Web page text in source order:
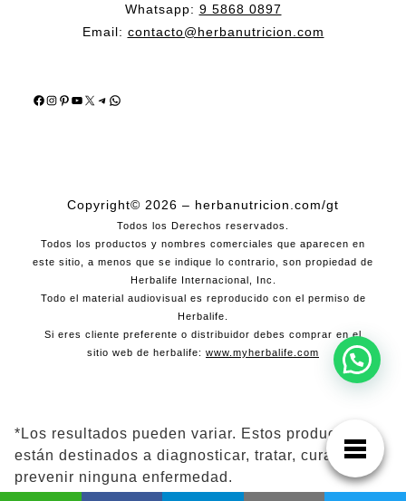
Whatsapp: 9 5868 0897
Email: contacto@herbanutricion.com
Facebook
Instagram
Pinterest
YouTube
X Telegram
WhatsApp
Copyright© 2026 – herbanutricion.com/gt
Todos los Derechos reservados.
Todos los productos y nombres comerciales que aparecen en
este sitio, a menos que se indique lo contrario, son propiedad de
Herbalife Internacional, Inc.
Todo el material audiovisual es reproducido con el permiso de
Herbalife.
Si eres cliente preferente o distribuidor debes comprar en el
sitio web de herbalife: www.myherbalife.com
*Los resultados pueden variar. Estos productos no
están destinados a diagnosticar, tratar, curar ni
prevenir ninguna enfermedad.